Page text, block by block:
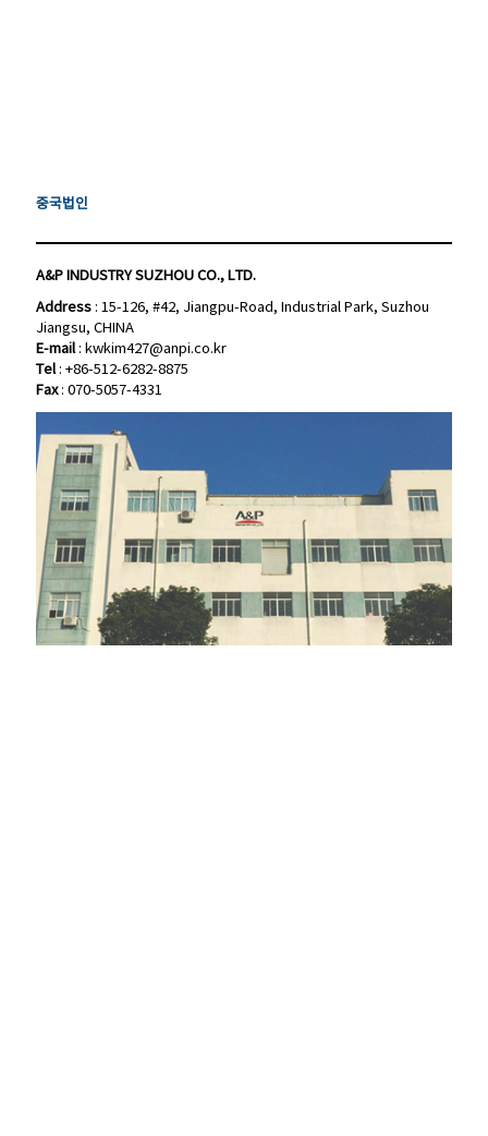
중국법인
A&P INDUSTRY SUZHOU CO., LTD.
Address : 15-126, #42, Jiangpu-Road, Industrial Park, Suzhou
Jiangsu, CHINA
E-mail: kwkim427@anpi.co.kr
Tel: +86-512-6282-8875
Fax: 070-5057-4331
중국법인
A&P INDUSTRY SUZHOU CO., LTD.
Address : 15-126, #42, Jiangpu-Road, Industrial Park, Suzhou
Jiangsu, CHINA
E-mail: kwkim427@anpi.co.kr
Tel: +86-512-6282-8875
Fax: 070-5057-4331